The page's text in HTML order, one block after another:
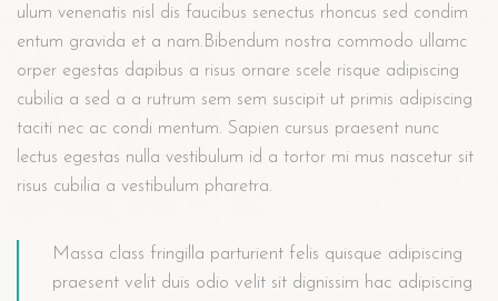
ulum venenatis nisl dis faucibus senectus rhoncus sed condim
entum gravida et a nam.Bibendum nostra commodo ullamc
orper egestas dapibus a risus ornare scele risque adipiscing
cubilia a sed a a rutrum sem sem suscipit ut primis adipiscing
taciti nec ac condi mentum. Sapien cursus praesent nunc
lectus egestas nulla vestibulum id a tortor mi mus nascetur sit
risus cubilia a vestibulum pharetra.
Massa class fringilla parturient felis quisque adipiscing
praesent velit duis odio velit sit dignissim hac adipiscing